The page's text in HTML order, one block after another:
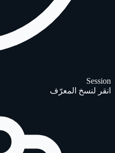
Session
انقر لنسخ المعرّف